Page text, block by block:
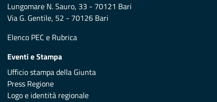
Lungomare N. Sauro, 33 - 70121 Bari
Via G. Gentile, 52 - 70126 Bari
Elenco PEC e Rubrica
Eventi e Stampa
Ufficio stampa della Giunta
Press Regione
Logo e identità regionale